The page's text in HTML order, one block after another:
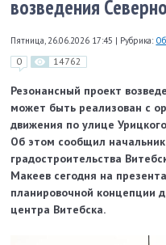
возведения
Пятница, 26.06.2026 17:45 | Рубрика:
0 14762
Резонансный проект
может быть реализован с
движения по улице
Об этом сообщил
градостроительства
Макеев сегодня на
планировочной концепции
центра Витебска.